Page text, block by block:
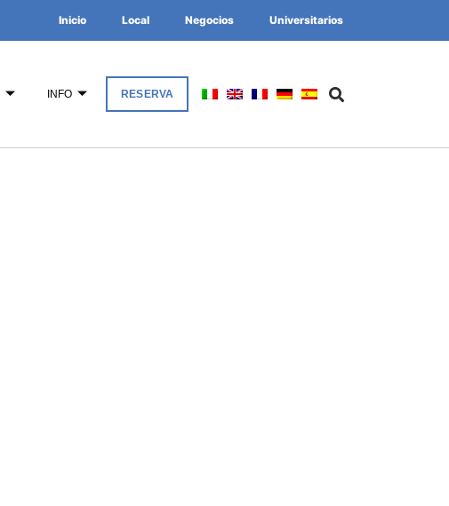
Inicio Local Negocios Universitarios
INFO RESERVA